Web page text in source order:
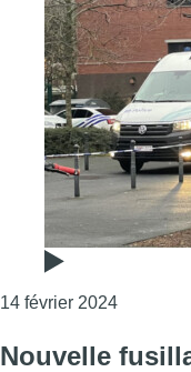
14 février 2024
Nouvelle